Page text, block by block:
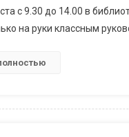
с 9.30 до 14.00 в
на руки классным